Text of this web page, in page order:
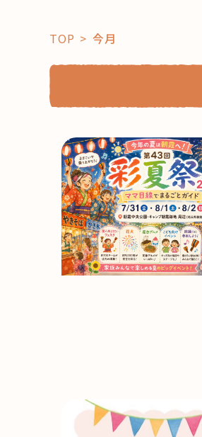
「コト」
子育て
おすすめ
スポット
「場」
fleXe
TOP 今月